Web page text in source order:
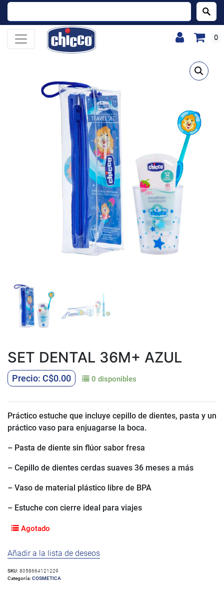
Buscar:
0
SET DENTAL 36M+ AZUL
C$0.00 0 disponibles
Práctico estuche que incluye cepillo de dientes, pasta y un
práctico vaso para enjuagarse la boca.
– Pasta de diente sin flúor sabor fresa
– Cepillo de dientes cerdas suaves 36 meses a más
– Vaso de material plástico libre de BPA
– Estuche con cierre ideal para viajes
Agotado
Añadir a la lista de deseos
SKU: 8058664121229
Categoría: COSMETICA